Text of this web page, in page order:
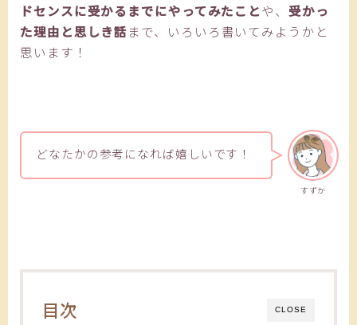
ドセンスに受かるまでにやってみたことや、 受かっ
た理由と思しき話まで、いろいろ書いてみようかと
思います！
すずか
どなたかの参考になれば嬉しいです！
CLOSE
目次